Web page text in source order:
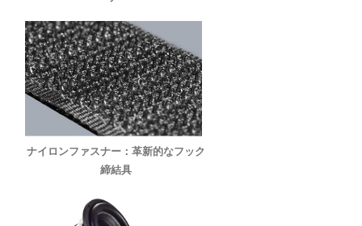
ナイロンファスナー：革新的なフック
締結具